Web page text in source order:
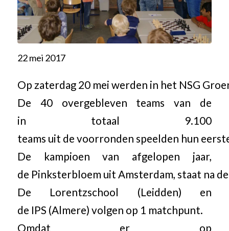
22 mei 2017
Op zaterdag 20 mei werden in het NSG
De 40 overgebleven teams van de
in totaal 9.100
teams uit de voorronden speelden hun
De kampioen van afgelopen jaar,
de Pinksterbloem uit Amsterdam, staat na
De Lorentzschool (Leidden) en
de IPS (Almere) volgen op 1 matchpunt.
Omdat er op